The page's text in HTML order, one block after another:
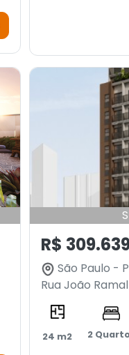
R$
São Paulo -
Rua João
24 m2 2